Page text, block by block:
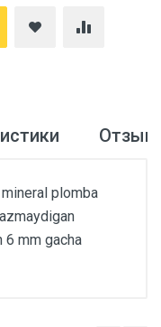
plomba
6 mm gacha